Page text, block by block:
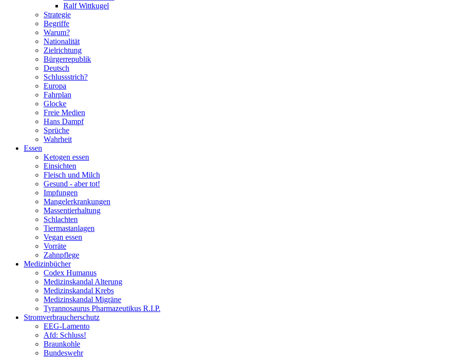
Ralf Wittkugel
Strategie
Begriffe
Warum?
Nationalität
Zielrichtung
Bürgerrepublik
Deutsch
Schlussstrich?
Europa
Fahrplan
Glocke
Freie Medien
Hans Dampf
Sprüche
Wahrheit
Essen
Ketogen essen
Einsichten
Fleisch und Milch
Gesund - aber tot!
Impfungen
Mangelerkrankungen
Massentierhaltung
Schlachten
Tiermastanlagen
Vegan essen
Vorräte
Zahnpflege
Medizinbücher
Codex Humanus
Medizinskandal Alterung
Medizinskandal Krebs
Medizinskandal Migräne
Tyrannosaurus Pharmazeutikus R.I.P.
Stromverbraucherschutz
EEG-Lamento
Afd: Schluss!
Braunkohle
Bundeswehr